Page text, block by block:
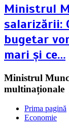
Ministrul
salarizării:
bugetar
mari și ce…
Ministrul
multinaționale
Prima pagină
Economie